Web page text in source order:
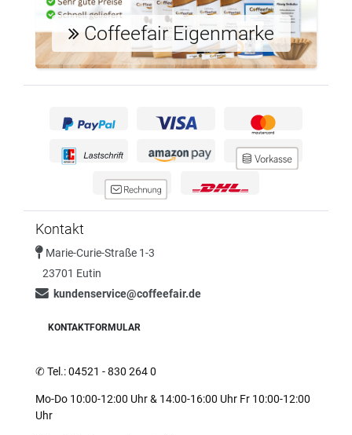
Coffeefair Eigenmarke
Kontakt
Marie-Curie-Straße 1-3
23701 Eutin
kundenservice@coffeefair.de
KONTAKTFORMULAR
✆Tel.: 04521 - 830 264 0
Mo-Do 10:00-12:00 Uhr & 14:00-16:00 Uhr Fr 10:00-12:00
Uhr